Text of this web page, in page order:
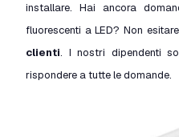
installare. Hai ancora
fluorescenti a LED? Non
clienti. I nostri dipendenti
rispondere a tutte le domande.